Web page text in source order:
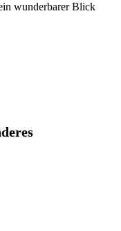
wunderbarer Blick